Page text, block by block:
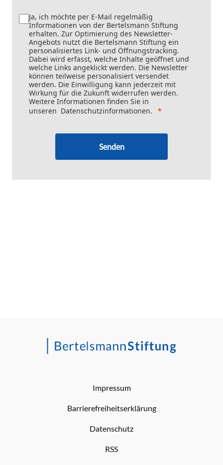
Ja, ich möchte per E-Mail regelmäßig
Informationen von der Bertelsmann Stiftung
erhalten. Zur Optimierung des Newsletter-
Angebots nutzt die Bertelsmann Stiftung ein
personalisiertes Link- und Öffnungstracking.
Dabei wird erfasst, welche Inhalte geöffnet und
welche Links angeklickt werden. Die Newsletter
können teilweise personalisiert versendet
werden. Die Einwilligung kann jederzeit mit
Wirkung für die Zukunft widerrufen werden.
Weitere Informationen finden Sie in
unseren Datenschutzinformationen.
Senden
Impressum
Barrierefreiheitserklärung
Datenschutz
RSS